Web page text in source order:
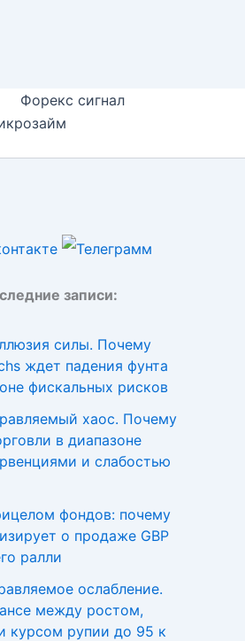
Форекс сигнал
записи:
силы. Почему
ждет падения фунта
фискальных рисков
хаос. Почему
в диапазоне
и слабостью
фондов: почему
о продаже GBP
ралли
ослабление.
между ростом,
курсом рупии до 95 к